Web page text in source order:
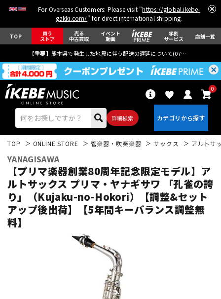
For Overseas Customers: Please visit "https://global.ikebe-
gakki.com/" for direct international shipping.
TOP 買う
ストア
売る
中古買取
イベント
動画
学割
サービス 店舗一覧
【重要】熊本県で発生した地震に伴う配送の遅延について(07月29日
詳細検索
0
エレキギター アコギ/エレアコ
TOP ONLINE STORE 管楽器・吹奏楽器 サックス アルトサ
YANAGISAWA
【プリマ楽器創業80周年記念限定モデル】ア
ルトサックス プリマ・ヤナギサワ 「孔雀の誇
り」（Kujaku-no-Hokori）【調整&セット
アップ後出荷】【5年間キーバランス調整無
料】